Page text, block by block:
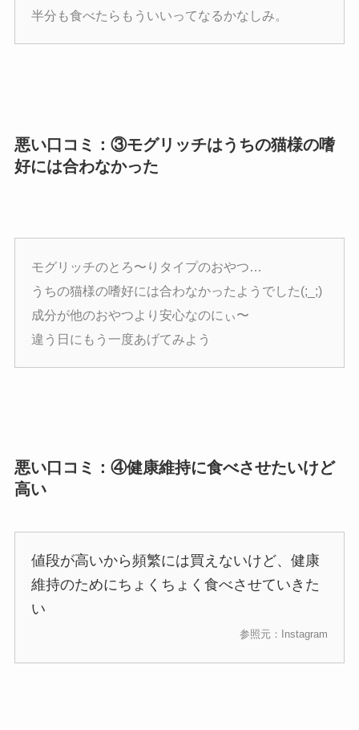
半分も食べたらもういいってなるかなしみ。
悪い口コミ：③モグリッチはうちの猫様の嗜
好には合わなかった
モグリッチのとろ〜りタイプのおやつ…
うちの猫様の嗜好には合わなかったようでした(;_;)
成分が他のおやつより安心なのにぃ〜
違う日にもう一度あげてみよう
悪い口コミ：④健康維持に食べさせたいけど
高い
値段が高いから頻繁には買えないけど、健康
維持のためにちょくちょく食べさせていきた
い
参照元：Instagram